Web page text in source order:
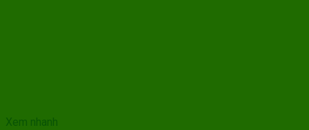
Xem nhanh